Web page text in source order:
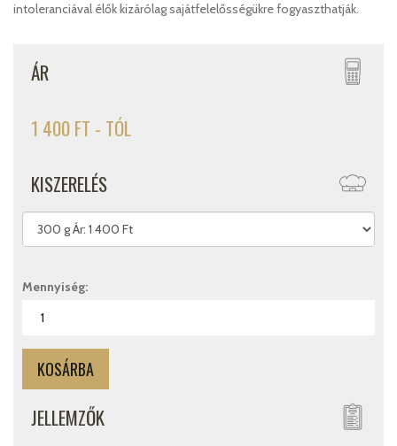
intoleranciával élők kizárólag sajátfelelősségükre fogyaszthatják.
ÁR
1 400 FT - TÓL
KISZERELÉS
Mennyiség:
JELLEMZŐK